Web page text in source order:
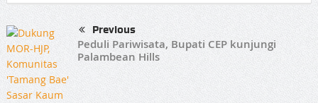
Previous
Peduli Pariwisata, Bupati CEP kunjungi
Palambean Hills